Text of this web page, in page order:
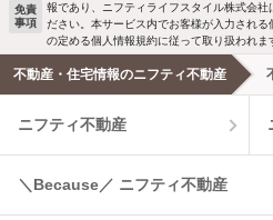
免責
事項
報であり、ニフティライフスタイル株式会
ださい。本サービス内でお客様が入力され
の定める個人情報規約に従って取り扱われま
不動産・住宅情報のニフティ不動産
ニフティ不動産
＼Because／ ニフティ不動産